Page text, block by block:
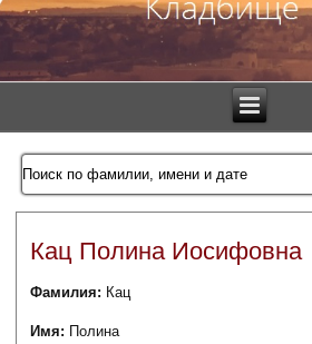
Кац Полина Иосифовна
Фамилия: Кац
Имя: Полина